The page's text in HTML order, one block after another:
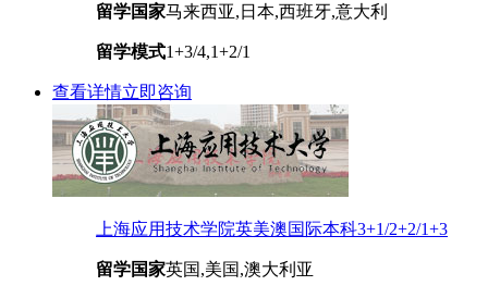
留学国家马来西亚,日本,西班牙,意大利
留学模式1+3/4,1+2/1
查看详情立即咨询
上海应用技术学院英美澳国际本科3+1/2+2/1+3
留学国家英国,美国,澳大利亚